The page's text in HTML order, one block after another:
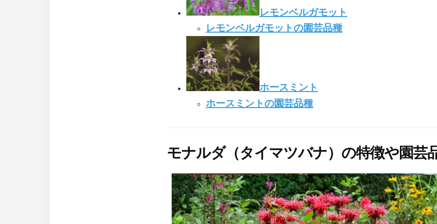
レモンベルガモット
レモンベルガモットの園芸品種
ホースミント
ホースミントの園芸品種
モナルダ（タイマツバナ）の特徴や園芸